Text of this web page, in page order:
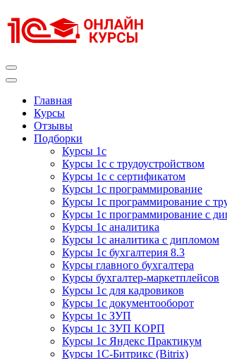
к
содержимому
Главная
Курсы
Отзывы
Подборки
Курсы 1с
Курсы 1с с трудоустройством
Курсы 1с с сертификатом
Курсы 1с программирование
Курсы 1с программирование с
Курсы 1с программирование с
Курсы 1с аналитика
Курсы 1с аналитика с дипломом
Курсы 1с бухгалтерия 8.3
Курсы главного бухгалтера
Курсы бухгалтер-маркетплейсов
Курсы 1с для кадровиков
Курсы 1с документооборот
Курсы 1с ЗУП
Курсы 1с ЗУП КОРП
Курсы 1с Яндекс Практикум
Курсы 1С-Битрикс (Bitrix)